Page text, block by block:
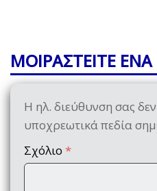
ΜΟΙΡΑΣΤΕΙΤΕ
Η ηλ. διεύθυνση σας
υποχρεωτικά πεδία
Σχόλιο *